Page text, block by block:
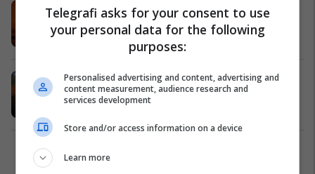
Digjet vetura e një serbi në
Leposaviq – policia nis hetimet
Kronika e Zezë 17/03/2024
Përfshihet nga flakët një veturë në
Suharekë
Kronika e Zezë
Telegrafi asks for your consent to use
your personal data for the following
purposes:
Personalised advertising and content, advertising and
content measurement, audience research and
services development
Store and/or access information on a device
Learn more